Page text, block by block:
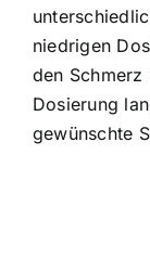
niedrigen
den
Dosierung
gewünschte